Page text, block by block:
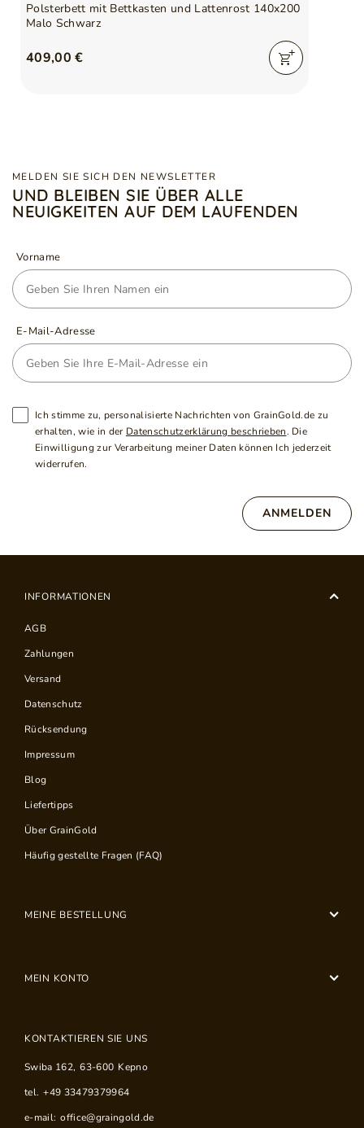
Polsterbett mit Bettkasten und Lattenrost 140x200
Malo Schwarz
409,00 €
MELDEN SIE SICH DEN NEWSLETTER
UND BLEIBEN SIE ÜBER ALLE
NEUIGKEITEN AUF DEM LAUFENDEN
Vorname
E-Mail-Adresse
Ich stimme zu, personalisierte Nachrichten von GrainGold.de zu
erhalten, wie in der Datenschutzerklärung beschrieben. Die
Einwilligung zur Verarbeitung meiner Daten können Ich jederzeit
widerrufen.
ANMELDEN
INFORMATIONEN
AGB
Zahlungen
Versand
Datenschutz
Rücksendung
Impressum
Blog
Liefertipps
Über GrainGold
Häufig gestellte Fragen (FAQ)
MEINE BESTELLUNG
MEIN KONTO
KONTAKTIEREN SIE UNS
Swiba 162, 63-600 Kepno
tel. +49 33479379964
e-mail: office@graingold.de